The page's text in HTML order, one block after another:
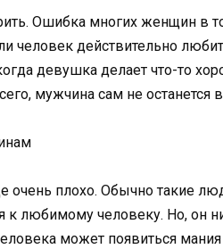
Ошибка многих женщин в
человек действительно
девушка делает что-то
мужчина сам не останется
очень плохо. Обычно такие
к любимому человеку. Но, он
может появиться